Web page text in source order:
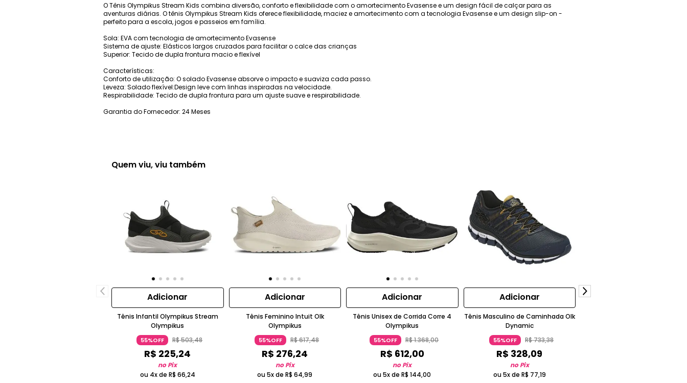
O Tênis Olympikus Stream Kids combina diversão, conforto e flexibilidade com o amortecimento Evasense e um design fácil de calçar para as
aventuras diárias. O tênis Olympikus Stream Kids oferece flexibilidade, maciez e amortecimento com a tecnologia Evasense e um design slip-on -
perfeito para a escola, jogos e passeios em família.
Sola: EVA com tecnologia de amortecimento Evasense
Sistema de ajuste: Elásticos largos cruzados para facilitar o calce das crianças
Superior: Tecido de dupla frontura macio e flexível
Características:
Conforto de utilização: O solado Evasense absorve o impacto e suaviza cada passo.
Leveza: Solado flexível:Design leve com linhas inspiradas na velocidade.
Respirabilidade: Tecido de dupla frontura para um ajuste suave e respirabilidade.
Garantia do Fornecedor: 24 Meses
Quem viu, viu também
Adicionar
Tênis Infantil Olympikus Stream
Olympikus
55%OFF R$503,48
R$ 225,24
no Pix
ou 4x de R$ 66,24
Adicionar
Tênis Feminino Intuit Olk
Olympikus
55%OFF R$617,48
R$ 276,24
no Pix
ou 5x deR$ 64,99
Adicionar
Tênis Unisex de Corrida Corre 4
Olympikus
55%OFF R$1.368,00
R$ 612,00
no Pix
ou 5x deR$ 144,00
Adicionar
Tênis Masculino de Caminhada Olk
Dynamic
55%OFF R$733,38
R$ 328,09
no Pix
ou 5x de R$ 77,19